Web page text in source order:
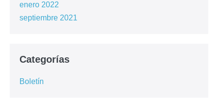
enero 2022
septiembre 2021
Categorías
Boletín